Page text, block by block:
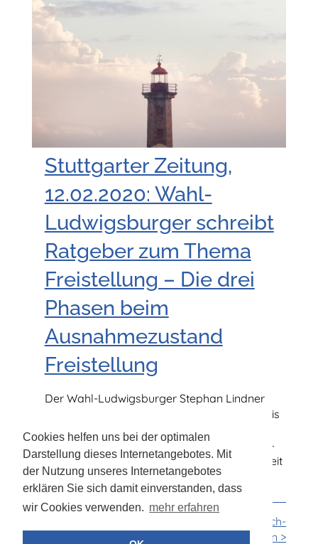
Cookies helfen uns bei der optimalen
Darstellung dieses Internetangebotes. Mit
der Nutzung unseres Internetangebotes
erklären Sie sich damit einverstanden, dass
wir Cookies verwenden. mehr erfahren
Stuttgarter Zeitung,
12.02.2020: Wahl-
Ludwigsburger schreibt
Ratgeber zum Thema
Freistellung – Die drei
Phasen beim
Ausnahmezustand
Freistellung
Der Wahl-Ludwigsburger Stephan Lindner
war Manager bei einer Supermarktkette – bis
er gekündigt wurde. Jetzt gibt er Tipps für
alle, denen Entlassung droht. Ludwigsburg –
Daimler will laut jüngsten Meldungen weltweit
bisMehr lesen
Ältere Logbuch-
Beiträge ansehen >